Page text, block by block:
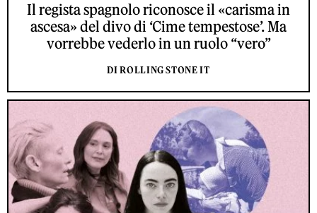
Il regista spagnolo riconosce il «carisma in
ascesa» del divo di ‘Cime tempestose’. Ma
vorrebbe vederlo in un ruolo “vero”
DI ROLLING STONE IT